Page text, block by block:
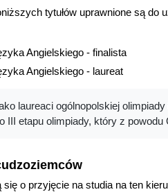
tytułów uprawnione są
Angielskiego - finalista
Angielskiego - laureat
laureaci ogólnopolskiej
III etapu olimpiady, który z
o przyjęcie na studia na ten